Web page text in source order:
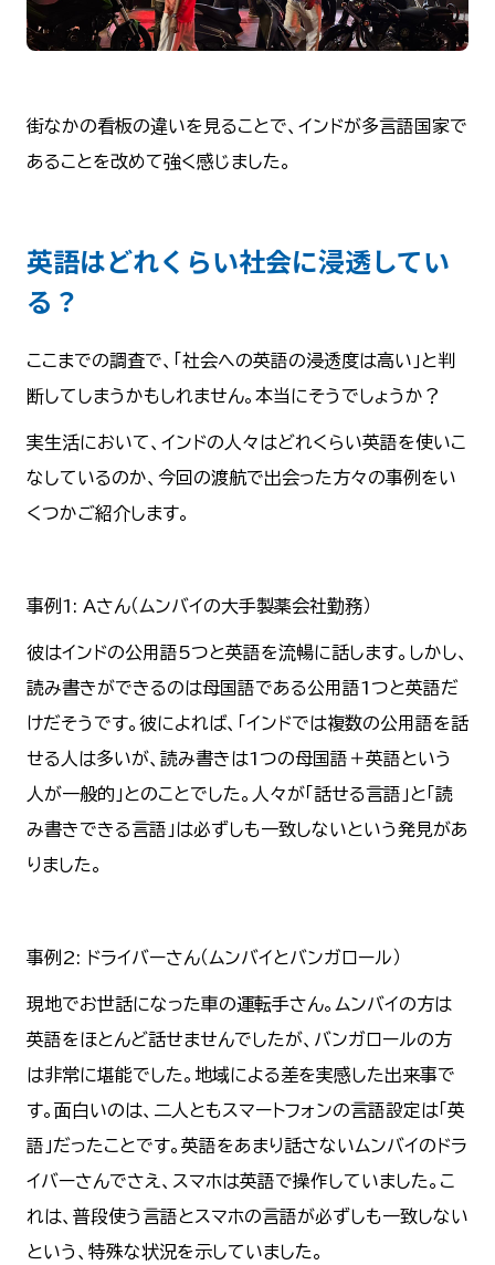
街なかの看板の違いを見ることで、インドが多言語国家で
あることを改めて強く感じました。
英語はどれくらい社会に浸透してい
る？
ここまでの調査で、「社会への英語の浸透度は高い」と判
断してしまうかもしれません。本当にそうでしょうか？
実生活において、インドの人々はどれくらい英語を使いこ
なしているのか、今回の渡航で出会った方々の事例をい
くつかご紹介します。
事例1: Aさん（ムンバイの大手製薬会社勤務）
彼はインドの公用語5つと英語を流暢に話します。しかし、
読み書きができるのは母国語である公用語1つと英語だ
けだそうです。彼によれば、「インドでは複数の公用語を話
せる人は多いが、読み書きは1つの母国語＋英語という
人が一般的」とのことでした。人々が「話せる言語」と「読
み書きできる言語」は必ずしも一致しないという発見があ
りました。
事例2: ドライバーさん（ムンバイとバンガロール）
現地でお世話になった車の運転手さん。ムンバイの方は
英語をほとんど話せませんでしたが、バンガロールの方
は非常に堪能でした。地域による差を実感した出来事で
す。面白いのは、二人ともスマートフォンの言語設定は「英
語」だったことです。英語をあまり話さないムンバイのドラ
イバーさんでさえ、スマホは英語で操作していました。こ
れは、普段使う言語とスマホの言語が必ずしも一致しない
という、特殊な状況を示していました。